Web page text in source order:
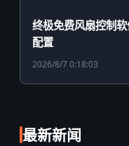
终极免费风扇控制
配置
2026/8/7 0:18:03
最新新闻